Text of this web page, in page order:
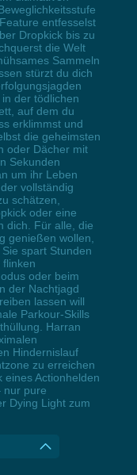
entfesselst
Dropkick bis zu
die Welt
Sammeln
stürzt du dich
der tödlichen
auf dem du
erklimmst und
die geheimsten
oder Dächer mit
Sekunden
um ihr Leben
vollständig
schätzen,
oder eine
dich. Für alle, die
genießen wollen,
spart Stunden
oder beim
der Nachtjagd
lassen will
Parkour-Skills
Harran
Hindernislauf
zu erreichen
eines Actionhelden
nur pure
Dying Light zum